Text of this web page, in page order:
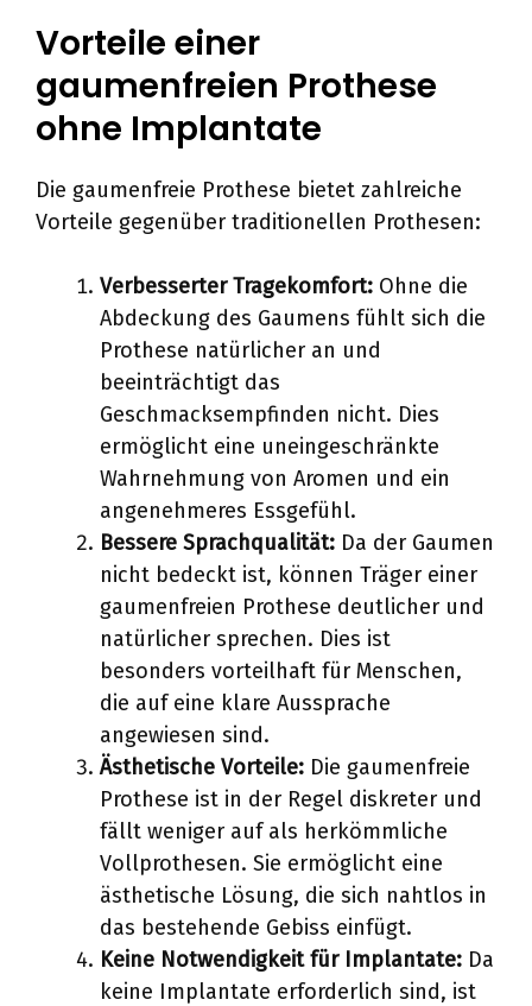
Vorteile einer
gaumenfreien Prothese
ohne Implantate
Die gaumenfreie Prothese bietet zahlreiche
Vorteile gegenüber traditionellen Prothesen:
Verbesserter Tragekomfort: Ohne die
Abdeckung des Gaumens fühlt sich die
Prothese natürlicher an und
beeinträchtigt das
Geschmacksempfinden nicht. Dies
ermöglicht eine uneingeschränkte
Wahrnehmung von Aromen und ein
angenehmeres Essgefühl.
Bessere Sprachqualität: Da der Gaumen
nicht bedeckt ist, können Träger einer
gaumenfreien Prothese deutlicher und
natürlicher sprechen. Dies ist
besonders vorteilhaft für Menschen,
die auf eine klare Aussprache
angewiesen sind.
Ästhetische Vorteile: Die gaumenfreie
Prothese ist in der Regel diskreter und
fällt weniger auf als herkömmliche
Vollprothesen. Sie ermöglicht eine
ästhetische Lösung, die sich nahtlos in
das bestehende Gebiss einfügt.
Keine Notwendigkeit für Implantate: Da
keine Implantate erforderlich sind, ist